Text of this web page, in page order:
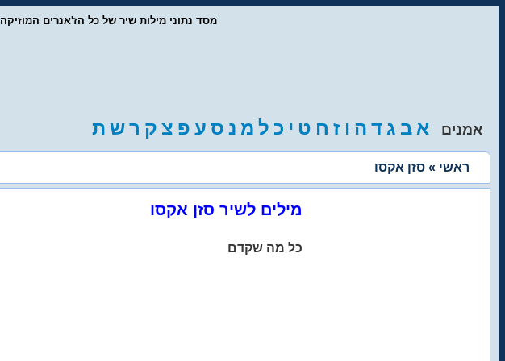
- מסד נתוני מילות שיר של כל הז'אנרים המוזיקה
אמנים א ב ג ד ה ו ז ח ט י כ ל מ נ ס ע פ צ ק רש ת
ראשי » סזן אקסו
מילים לשיר סזן אקסו
כל מה שקדם